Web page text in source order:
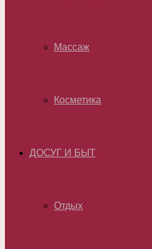
Массаж
Косметика
ДОСУГ И БЫТ
Отдых